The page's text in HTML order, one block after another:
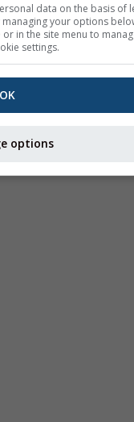
data on the basis of
your options
in the site menu to
settings.
OK
options